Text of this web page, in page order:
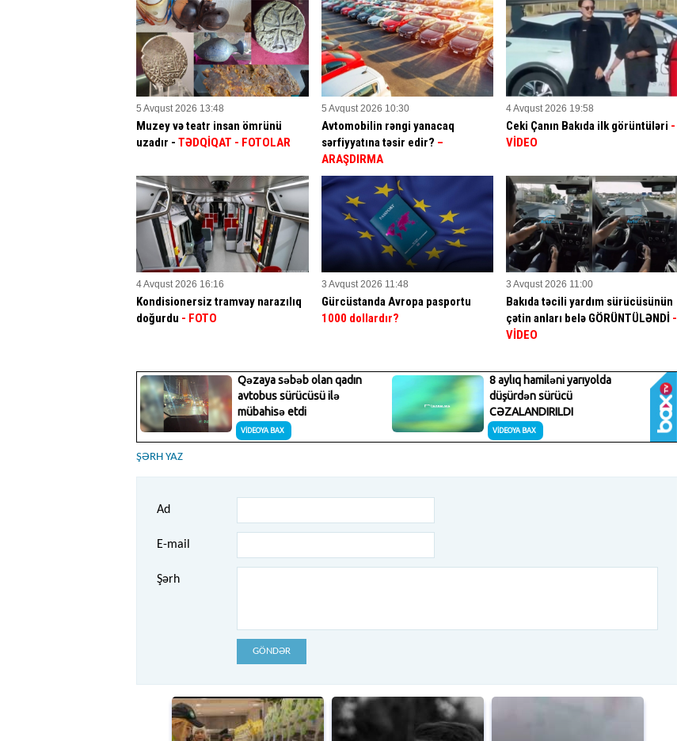
5 Avqust 2026 13:48
Muzey və teatr insan ömrünü
uzadır - TƏDQİQAT - FOTOLAR
5 Avqust 2026 10:30
Avtomobilin rəngi yanacaq
sərfiyyatına təsir edir? –
ARAŞDIRMA
4 Avqust 2026 19:58
Ceki Çanın Bakıda ilk görüntüləri -
VİDEO
4 Avqust 2026 16:16
Kondisionersiz tramvay narazılıq
doğurdu - FOTO
3 Avqust 2026 11:48
Gürcüstanda Avropa pasportu
1000 dollardır?
3 Avqust 2026 11:00
Bakıda təcili yardım sürücüsünün
çətin anları belə GÖRÜNTÜLƏNDİ -
VİDEO
ŞƏRH YAZ
Ad
E-mail
Şərh
GÖNDƏR